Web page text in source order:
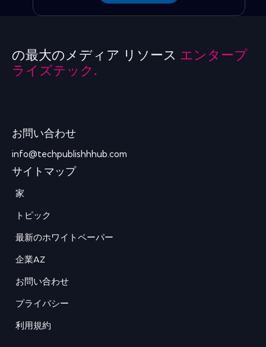
の最大のメディア リソース エンタープ
ライズテック.
お問い合わせ
info@techpublishhhub.com
サイトマップ
家
トピック
最新のホワイトペーパー
企業AZ
お問い合わせ
プライバシー
利用規約